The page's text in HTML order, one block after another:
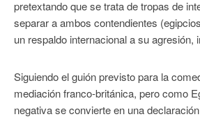
pretextando que se trata de tropas de
separar a ambos contendientes
un respaldo internacional a su agresión,
Siguiendo el guión previsto para la
mediación franco-británica, pero como
negativa se convierte en una